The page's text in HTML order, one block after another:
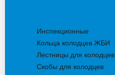
Инспекционные
Кольца колодцев ЖБИ
Лестницы для колодцев
Скобы для колодцев